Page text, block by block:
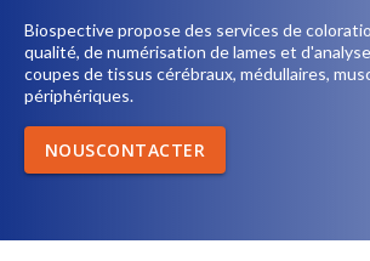
Biospective propose des services de
qualité, de numérisation de lames et
coupes de tissus cérébraux, médullaires,
périphériques.
NOUSCONTACTER